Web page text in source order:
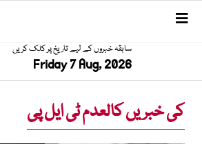
سابقہ خبروں کے لیے تاریخ پر کلک کریں
Friday 7 Aug, 2026
کی خبریں کالعدم ٹی ایل پی